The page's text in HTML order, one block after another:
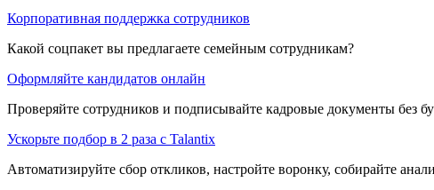
Корпоративная поддержка сотрудников
Какой соцпакет вы предлагаете семейным сотрудникам?
Оформляйте кандидатов онлайн
Проверяйте сотрудников и подписывайте кадровые документы без
Ускорьте подбор в 2 раза с Talantix
Автоматизируйте сбор откликов, настройте воронку, собирайте